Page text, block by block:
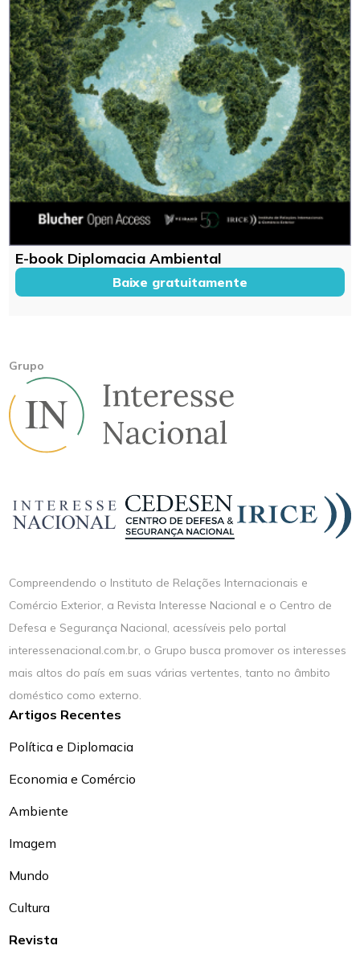
E-book Diplomacia Ambiental
Baixe gratuitamente
Grupo
Compreendendo o Instituto de Relações Internacionais e
Comércio Exterior, a Revista Interesse Nacional e o Centro de
Defesa e Segurança Nacional, acessíveis pelo portal
interessenacional.com.br, o Grupo busca promover os interesses
mais altos do país em suas várias vertentes, tanto no âmbito
doméstico como externo.
Artigos Recentes
Política e Diplomacia
Economia e Comércio
Ambiente
Imagem
Mundo
Cultura
Revista